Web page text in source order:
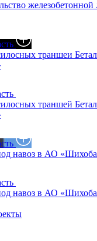
траншеи
траншей
навоз в АО
навоз в АО